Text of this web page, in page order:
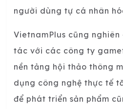
người dùng tự cá nhân
VietnamPlus cũng nghiên
tác với các công ty
nền tảng hội thảo thông
dụng công nghệ thực tế
để phát triển sản phẩm